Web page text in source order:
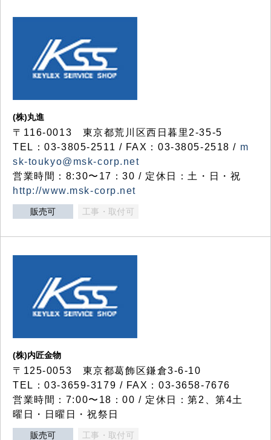
(株)丸進
〒116-0013 東京都荒川区西日暮里2-35-5
TEL：03-3805-2511 / FAX：03-3805-2518 / m
sk-toukyo@msk-corp.net
営業時間：8:30〜17：30 / 定休日：土・日・祝
http://www.msk-corp.net
販売可 工事・取付可
(株)内匠金物
〒125-0053 東京都葛飾区鎌倉3-6-10
TEL：03-3659-3179 / FAX：03-3658-7676
営業時間：7:00〜18：00 / 定休日：第2、第4土
曜日・日曜日・祝祭日
販売可 工事・取付可